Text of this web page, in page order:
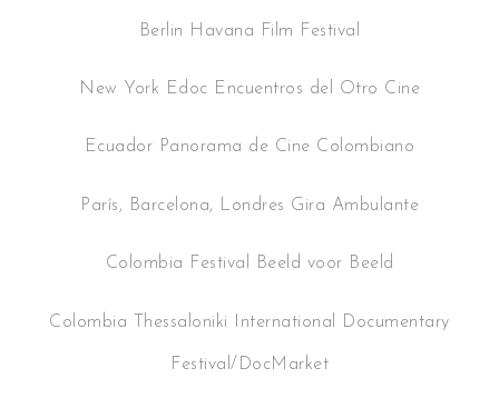
Berlin Havana Film Festival
New York Edoc Encuentros del Otro Cine
Ecuador Panorama de Cine Colombiano
París, Barcelona, Londres Gira Ambulante
Colombia Festival Beeld voor Beeld
Colombia Thessaloniki International Documentary
Festival/DocMarket